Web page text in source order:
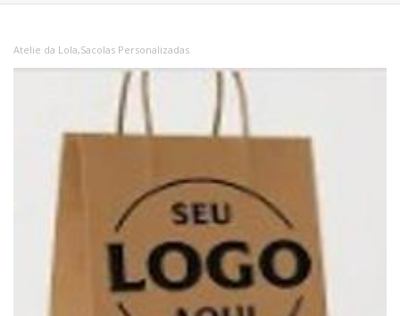
Atelie da Lola,Sacolas Personalizadas